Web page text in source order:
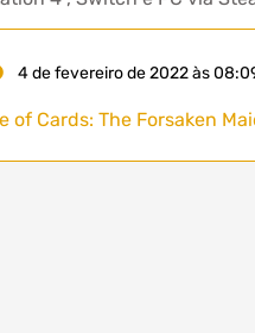
4 de fevereiro de 2022 às
of Cards: The Forsaken